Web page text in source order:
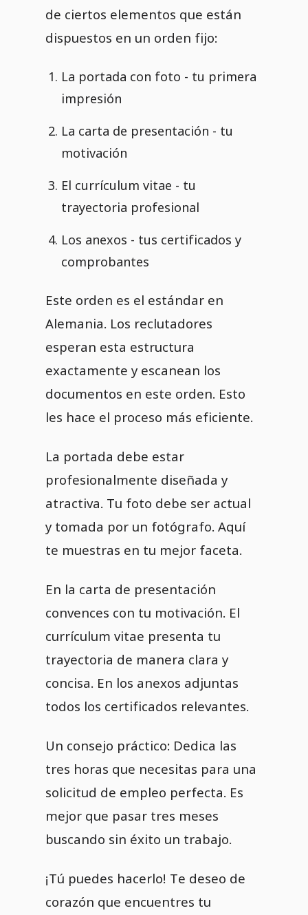
de ciertos elementos que están
dispuestos en un orden fijo:
La portada con foto - tu primera
impresión
La carta de presentación - tu
motivación
El currículum vitae - tu
trayectoria profesional
Los anexos - tus certificados y
comprobantes
Este orden es el estándar en
Alemania. Los reclutadores
esperan esta estructura
exactamente y escanean los
documentos en este orden. Esto
les hace el proceso más eficiente.
La portada debe estar
profesionalmente diseñada y
atractiva. Tu foto debe ser actual
y tomada por un fotógrafo. Aquí
te muestras en tu mejor faceta.
En la carta de presentación
convences con tu motivación. El
currículum vitae presenta tu
trayectoria de manera clara y
concisa. En los anexos adjuntas
todos los certificados relevantes.
Un consejo práctico: Dedica las
tres horas que necesitas para una
solicitud de empleo perfecta. Es
mejor que pasar tres meses
buscando sin éxito un trabajo.
¡Tú puedes hacerlo! Te deseo de
corazón que encuentres tu